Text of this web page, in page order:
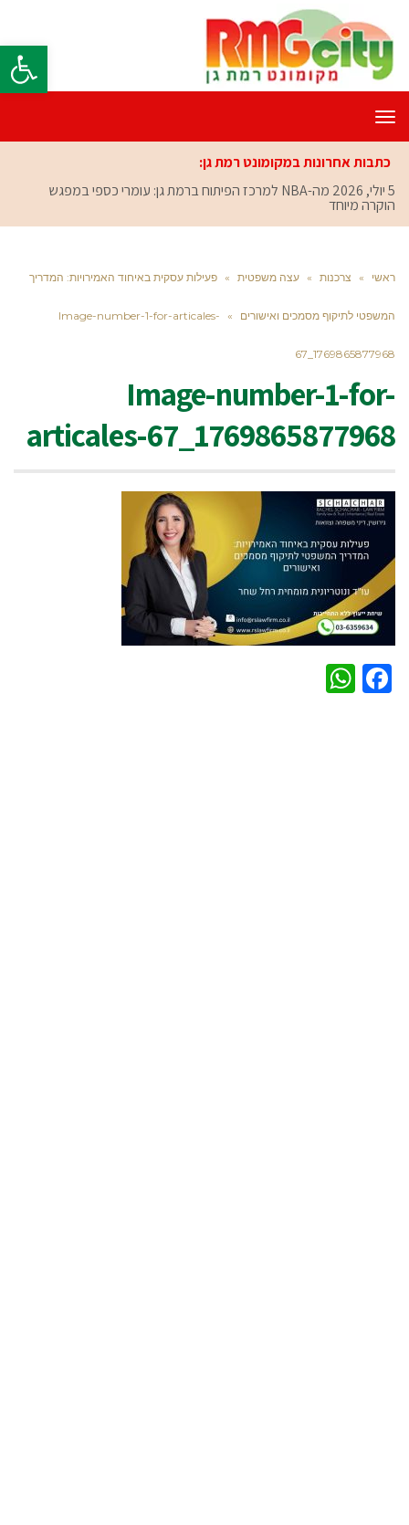
פתח
תפריט
כתבות אחרונות במקומונט רמת גן:
5 יולי, 2026
מה-NBA למרכז הפיתוח ברמת גן: עומרי כספי במפגש
הוקרה מיוחד
ראשי » צרכנות » עצה משפטית » פעילות עסקית באיחוד האמירויות: המדריך
המשפטי לתיקוף מסמכים ואישורים »
Image-number-1-for-articales-
67_1769865877968
Image-number-1-for-
articales-67_1769865877968
Facebook